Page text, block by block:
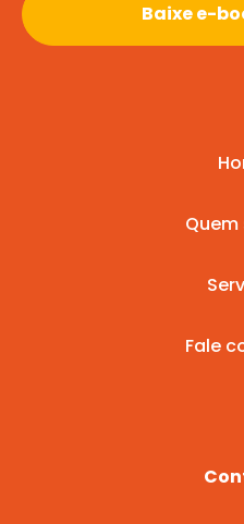
Baixe e-
Fale